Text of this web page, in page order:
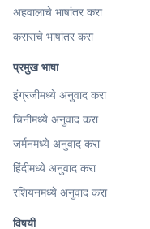
अहवालाचे भाषांतर करा
कराराचे भाषांतर करा
प्रमुख भाषा
इंग्रजीमध्ये अनुवाद करा
चिनीमध्ये अनुवाद करा
जर्मनमध्ये अनुवाद करा
हिंदीमध्ये अनुवाद करा
रशियनमध्ये अनुवाद करा
विषयी